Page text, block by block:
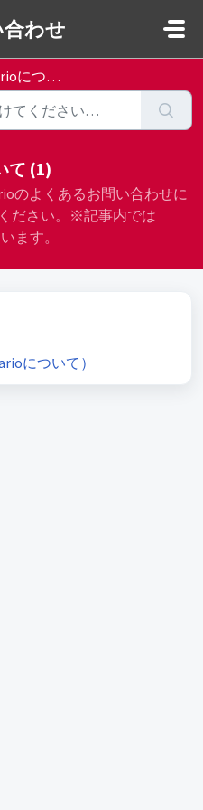
わせ
ついて
て (1)
のよくあるお問い合わせに
ださい。※記事内では
ます。
について）